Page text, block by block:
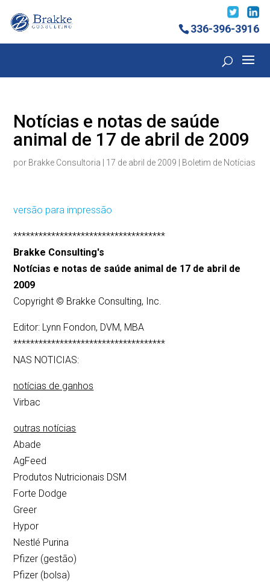
336-396-3916
Notícias e notas de saúde
animal de 17 de abril de 2009
por Brakke Consultoria 17 de abril de 2009 Boletim de Notícias
versão para impressão
************************************
Brakke Consulting's
Notícias e notas de saúde animal de 17 de abril de
2009
Copyright © Brakke Consulting, Inc.
Editor: Lynn Fondon, DVM, MBA
************************************
NAS NOTICIAS:
notícias de ganhos
Virbac
outras notícias
Abade
AgFeed
Produtos Nutricionais DSM
Forte Dodge
Greer
Hypor
Nestlé Purina
Pfizer (gestão)
Pfizer (bolsa)